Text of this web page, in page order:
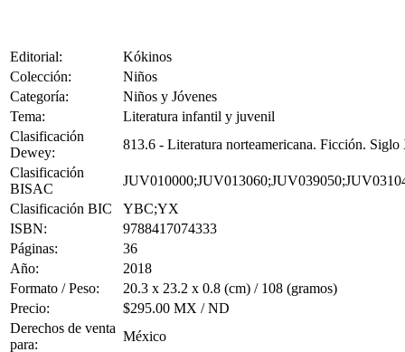
Editorial:
Kókinos
Colección:
Niños
Categoría:
Niños y Jóvenes
Tema:
Literatura infantil y juvenil
Clasificación
Dewey:
813.6 - Literatura norteamericana. Ficción.
Clasificación
BISAC
Clasificación BIC
YBC;YX
ISBN:
9788417074333
Páginas:
36
Año:
2018
Formato / Peso:
20.3 x 23.2 x 0.8 (cm) / 108 (gramos)
Precio:
$295.00 MX / ND
Derechos de venta
para:
México